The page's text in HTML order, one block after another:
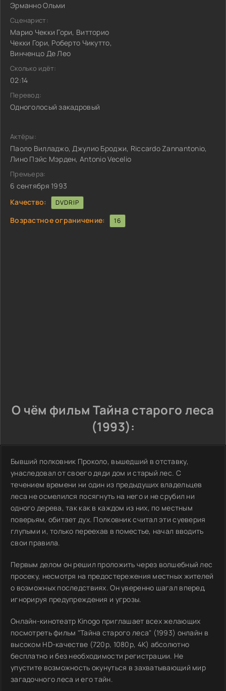
Эрманно Ольми
Сценарист:
Марио Чекки Гори, Витторио
Чекки Гори, Роберто Чикутто,
Винченцо Де Лео
Сколько идёт:
02:14
Перевод:
Одноголосый закадровый
Актёры:
Паоло Вилладжо, Джулио Броджи, Riccardo Zannantonio,
Лино Пэйс Мэрден, Antonio Vecelio
Премьера:
6 сентября 1993
Качество:
DVDRIP
Возрастное ограничение: 16
О чём фильм Тайна старого леса
(1993):
Бывший полковник Проколо, вышедший в отставку,
унаследовал от своего дяди дом и старый лес. С
течением времени ни один из предыдущих владельцев
леса не осмелился посягнуть на него и не срубил ни
одного дерева, так как в каждом из них, по местным
поверьям, обитает дух. Полковник считал эти суеверия
глупыми и, только переехав в поместье, начал вводить
свои правила.
Первым делом он решил проложить через волшебный лес
просеку, несмотря на предостережения местных жителей
о возможных последствиях. Он уверенно шагал вперед,
игнорируя предупреждения и угрозы.
Онлайн-кинотеатр Kinogo приглашает всех желающих
посмотреть фильм "Тайна старого леса" (1993) онлайн в
высоком HD-качестве (720p, 1080p, 4K) абсолютно
бесплатно и без необходимости регистрации. Не
упустите возможность окунуться в захватывающий мир
загадочного леса и его тайн.